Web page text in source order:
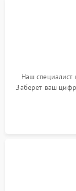
Наш специалист
Заберет ваш